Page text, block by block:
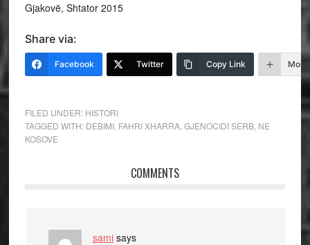
Gjakovë, Shtator 2015
Share via:
Facebook Twitter Copy Link More
FILED UNDER: HISTORI
TAGGED WITH: DEBIMI, FAHRI XHARRA, GJENOCIDI SERB, NE
KOSOVE
COMMENTS
sami says